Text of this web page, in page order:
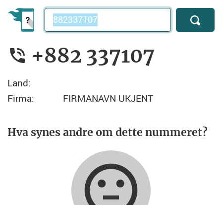
Telefonnummer
+882 337107
Land:
Firma:
FIRMANAVN UKJENT
Hva synes andre om dette nummeret?